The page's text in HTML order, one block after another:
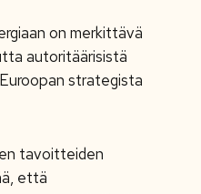
on merkittävä
autoritäärisistä
strategista
tavoitteiden
että